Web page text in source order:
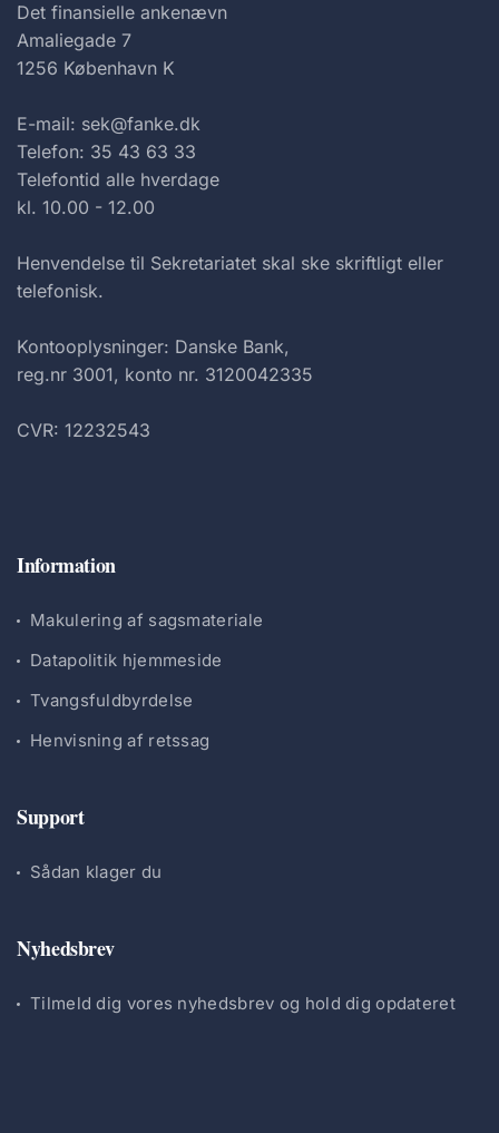
Det finansielle ankenævn
Amaliegade 7
1256 København K
E-mail: sek@fanke.dk
Telefon: 35 43 63 33
Telefontid alle hverdage
kl. 10.00 - 12.00
Henvendelse til Sekretariatet skal ske skriftligt eller
telefonisk.
Kontooplysninger: Danske Bank,
reg.nr 3001, konto nr. 3120042335
CVR: 12232543
Information
Makulering af sagsmateriale
Datapolitik hjemmeside
Tvangsfuldbyrdelse
Henvisning af retssag
Support
Sådan klager du
Nyhedsbrev
Tilmeld dig vores nyhedsbrev og hold dig opdateret